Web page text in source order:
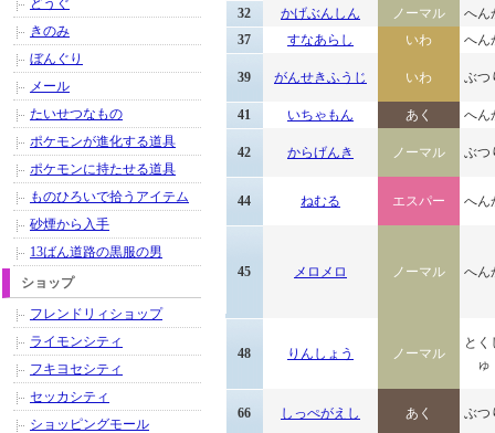
32 かげぶんしん ノーマル
へん
37
すなあらし いわ へん
39 がんせきふうじ いわ ぶつ
41 いちゃもん あく へん
42 からげんき ノーマル ぶつ
44 ねむる エスパー へん
45 メロメロ ノーマル へん
48 りんしょう ノーマル
とく
ゅ
66 しっぺがえし あく ぶつ
どうぐ
きのみ
ぼんぐり
メール
たいせつなもの
ポケモンが進化する道具
ポケモンに持たせる道具
ものひろいで拾うアイテム
砂煙から入手
13ばん道路の黒服の男
ショップ
フレンドリィショップ
ライモンシティ
フキヨセシティ
セッカシティ
ショッピングモール